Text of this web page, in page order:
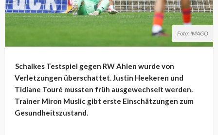
Foto: IMAGO
Schalkes Testspiel gegen RW Ahlen wurde von
Verletzungen überschattet. Justin Heekeren und
Tidiane Touré mussten früh ausgewechselt werden.
Trainer Miron Muslic gibt erste Einschätzungen zum
Gesundheitszustand.